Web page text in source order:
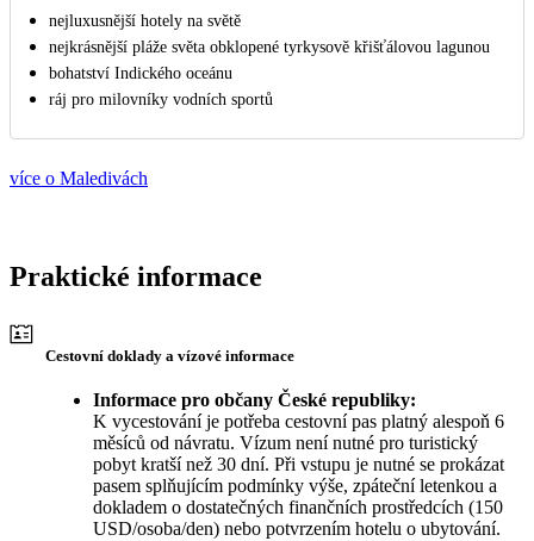
nejluxusnější hotely na světě
nejkrásnější pláže světa obklopené tyrkysově křišťálovou lagunou
bohatství Indického oceánu
ráj pro milovníky vodních sportů
více o Maledivách
Praktické informace
Cestovní doklady a vízové informace
Informace pro občany České republiky:
K vycestování je potřeba cestovní pas platný alespoň 6
měsíců od návratu. Vízum není nutné pro turistický
pobyt kratší než 30 dní. Při vstupu je nutné se prokázat
pasem splňujícím podmínky výše, zpáteční letenkou a
dokladem o dostatečných finančních prostředcích (150
USD/osoba/den) nebo potvrzením hotelu o ubytování.